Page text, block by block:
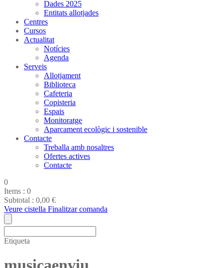
Dades 2025
Entitats allotjades
Centres
Cursos
Actualitat
Notícies
Agenda
Serveis
Allotjament
Biblioteca
Cafeteria
Copisteria
Espais
Monitoratge
Aparcament ecològic i sostenible
Contacte
Treballa amb nosaltres
Ofertes actives
Contacte
0
Items : 0
Subtotal : 0,00 €
Veure cistella Finalitzar comanda
Etiqueta